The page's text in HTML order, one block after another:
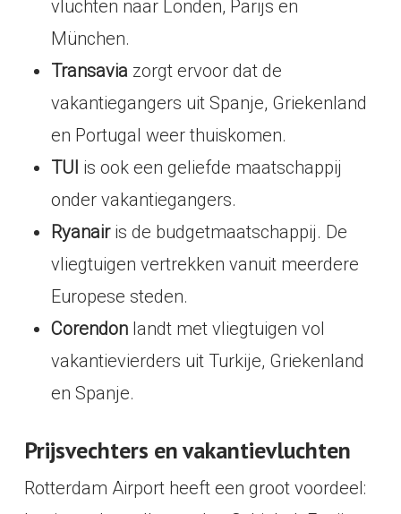
vluchten naar Londen, Parijs en
München.
Transavia zorgt ervoor dat de
vakantiegangers uit Spanje, Griekenland
en Portugal weer thuiskomen.
TUI is ook een geliefde maatschappij
onder vakantiegangers.
Ryanair is de budgetmaatschappij. De
vliegtuigen vertrekken vanuit meerdere
Europese steden.
Corendonlandt met vliegtuigen vol
vakantievierders uit Turkije, Griekenland
en Spanje.
Prijsvechters en vakantievluchten
Rotterdam Airport heeft een groot voordeel: